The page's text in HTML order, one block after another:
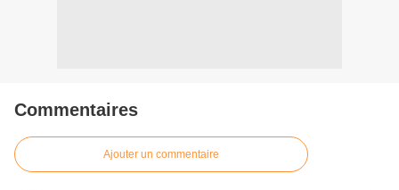
Commentaires
Ajouter un commentaire